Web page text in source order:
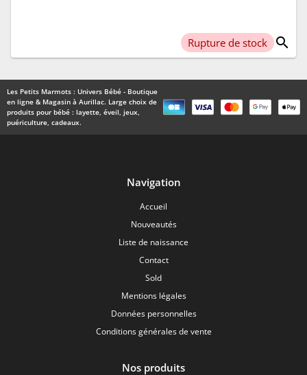
Rupture de stock search
Les Petits Marmots : Univers Bébé - Boutique
en ligne & Magasin à Aurillac. Large choix de
produits pour bébé : layette, éveil, jeux,
puériculture, cadeaux.
Navigation
Accueil
Nouveautés
Liste de naissance
Contact
Sold
Mentions légales
Données personnelles
Conditions générales de vente
Nos produits